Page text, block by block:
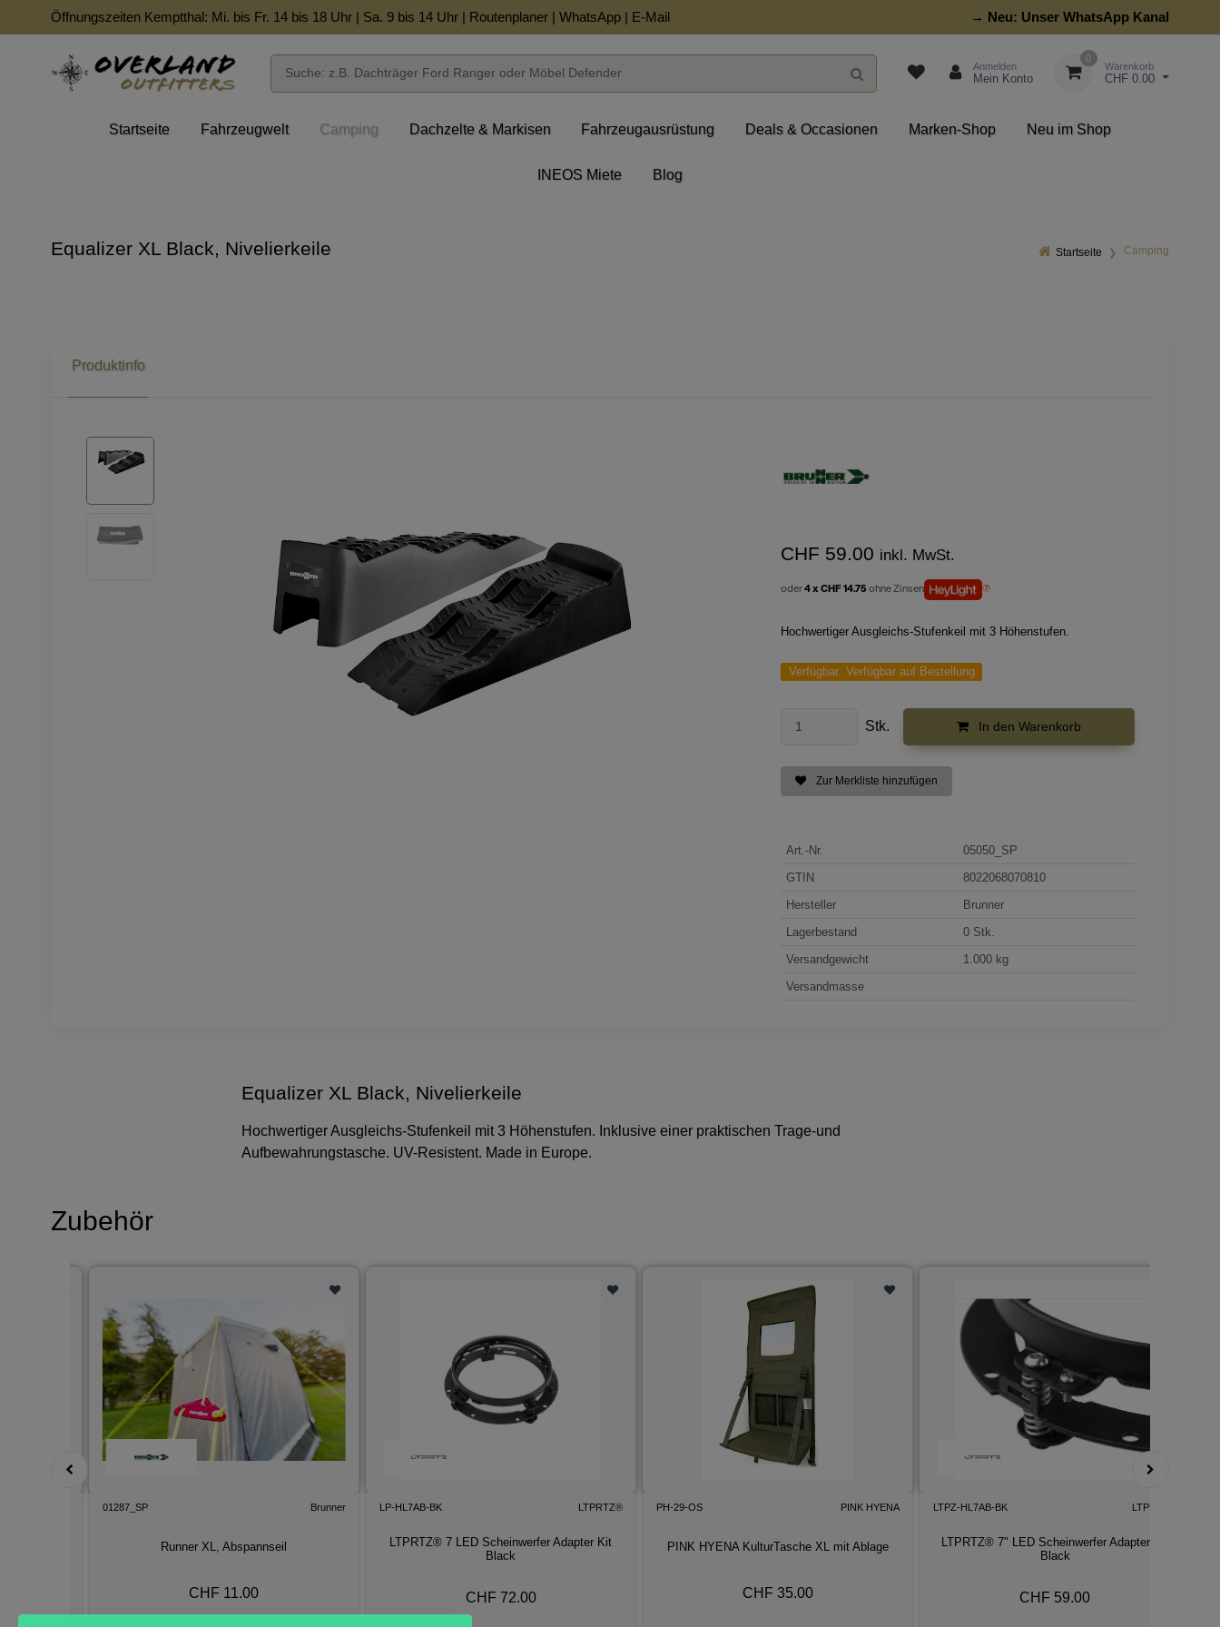
Öffnungszeiten Kemptthal: Mi. bis Fr. 14 bis 18 Uhr | Sa. 9 bis 14 Uhr | Routenplaner | WhatsApp | E-Mail → Neu: Unser WhatsApp Kanal
Anmelden
Mein Konto
0
Warenkorb
CHF 0.00
Startseite Fahrzeugwelt Camping Dachzelte & Markisen Fahrzeugausrüstung Deals & Occasionen Marken-Shop Neu im Shop
INEOS Miete Blog
Startseite Camping
Equalizer XL Black, Nivelierkeile
Produktinfo
CHF 59.00 inkl. MwSt.
oder4 x CHF 14.75ohne Zinsen
Hochwertiger Ausgleichs-Stufenkeil mit 3 Höhenstufen.
Verfügbar: Verfügbar auf Bestellung
Stk. In den Warenkorb
Zur Merkliste hinzufügen
Art.-Nr.
05050_SP
GTIN
8022068070810
Hersteller
Brunner
Lagerbestand
0 Stk.
Versandgewicht
1.000 kg
Versandmasse
Equalizer XL Black, Nivelierkeile
Hochwertiger Ausgleichs-Stufenkeil mit 3 Höhenstufen. Inklusive einer praktischen Trage-und
Aufbewahrungstasche. UV-Resistent. Made in Europe.
Zubehör
01287_SP Brunner
Runner XL, Abspannseil
CHF 11.00
LP-HL7AB-BK LTPRTZ®
LTPRTZ® 7 LED Scheinwerfer Adapter Kit
Black
CHF 72.00
PH-29-OS PINK HYENA
PINK HYENA KulturTasche XL mit Ablage
CHF 35.00
LTPZ-HL7AB-BK LTPRTZ®
LTPRTZ® 7" LED Scheinwerfer Adapter Kit
Black
CHF 59.00